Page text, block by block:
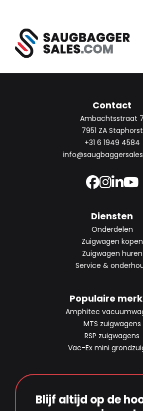
Contact
Ambachtsstraat 7
7951 ZA Staphorst
+31 6 1949 4584
Diensten
Onderdelen
Zuigwagen kopen
Zuigwagen huren
Service &
Populaire
Amphitec
MTS zuigwagens
RSP zuigwagens
Vac-Ex mini
Blijf altijd op de